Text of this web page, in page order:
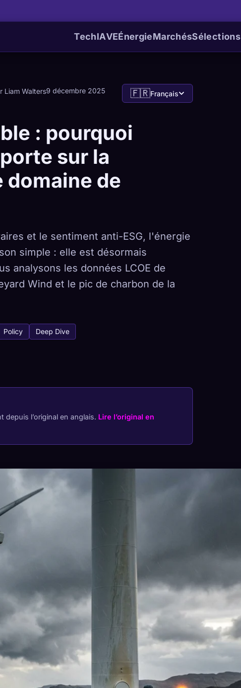
TechIAVEÉnergieMarchésSélections
Liam Walters9 décembre 2025 🇫🇷Français
: pourquoi
sur la
domaine de
et le sentiment anti-ESG, l'énergie
simple : elle est désormais
analysons les données LCOE de
Wind et le pic de charbon de la
Policy Deep Dive
depuis l’original en anglais. Lire l’original en
×